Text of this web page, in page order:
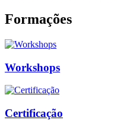
Formações
Workshops
Certificação